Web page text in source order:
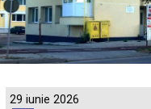
29 iunie 2026